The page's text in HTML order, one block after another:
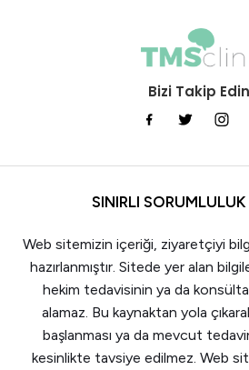
Bizi Takip Edin
SINIRLI
Web sitemizin içeriği, ziyaretçiyi
hazırlanmıştır. Sitede yer alan
hekim tedavisinin ya da
alamaz. Bu kaynaktan yola
başlanması ya da mevcut
kesinlikte tavsiye edilmez. Web